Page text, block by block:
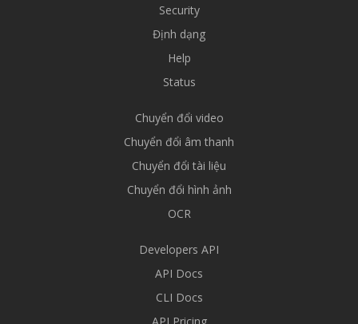
Security
Định dạng
Help
Status
Chuyển đổi video
Chuyển đổi âm thanh
Chuyển đổi tài liệu
Chuyển đổi hình ảnh
OCR
Developers API
API Docs
CLI Docs